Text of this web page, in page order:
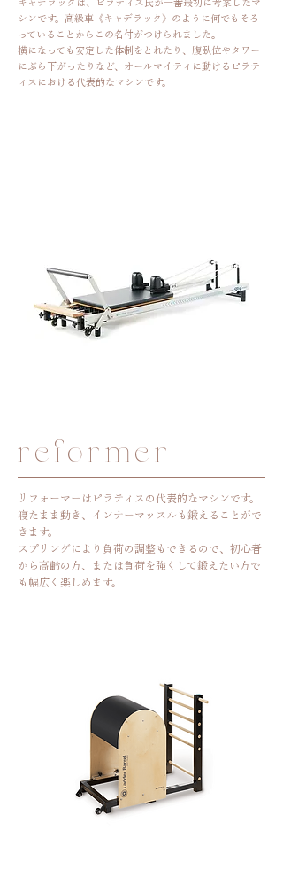
キャデラックは、ピラティス氏が一番最初に考案したマ
シンです。高級車《 キャデラック》のように何でもそろ
っていることからこの名付がつけられました。
横になっても安定した体制をとれたり、腹臥位やタワー
にぶら下がったりなど、オールマイティに動けるピラテ
ィスにおける代表的なマシンです。
reformer
リフォーマーはピラティスの代表的なマシンです。
寝たまま動き、インナーマッスルも鍛えることがで
きます。
スプリングにより負荷の調整もできるので、初心者
から高齢の方、または負荷を強くして鍛えたい方で
も幅広く楽しめます。